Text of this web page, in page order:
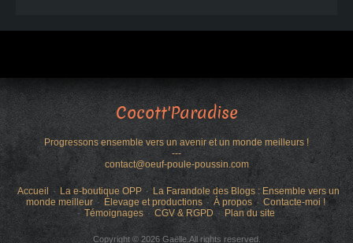
Cocott'Paradise
Progressons ensemble vers un avenir et un monde meilleurs !
---
contact@oeuf-poule-poussin.com
Accueil La e-boutique OPP
La Farandole des Blogs : Ensemble vers un
monde meilleur
Élevage et productions À propos
Contacte-moi !
Témoignages
CGV & RGPD Plan du site
Copyright © 2026 Gaëlle.All rights reserved.